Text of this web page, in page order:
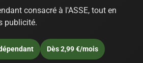
consacré à l'ASSE, tout en
publicité.
Dès 2,99 €/mois